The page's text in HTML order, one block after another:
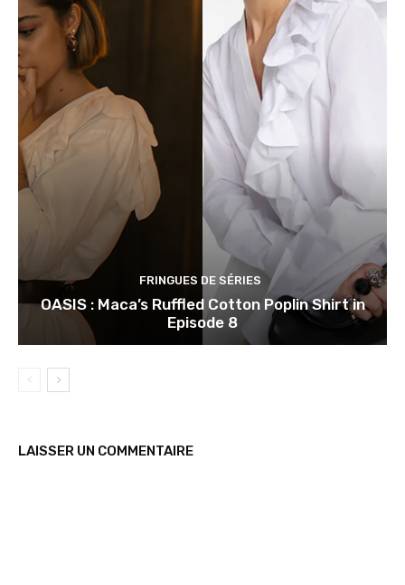
FRINGUES DE SÉRIES
OASIS : Maca’s Ruffled Cotton Poplin Shirt in
Episode 8
LAISSER UN COMMENTAIRE